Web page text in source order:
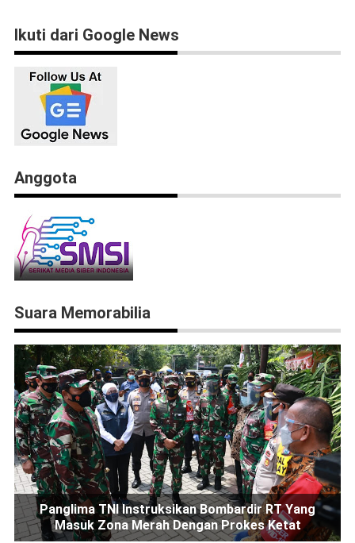
Ikuti dari Google News
Anggota
Suara Memorabilia
Panglima TNI Instruksikan Bombardir RT Yang
Masuk Zona Merah Dengan Prokes Ketat